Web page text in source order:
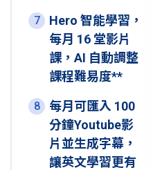
7
Hero 智能學習，
每月 16 堂影片
課，AI 自動調整
課程難易度**
8
每月可匯入 100
分鐘Youtube影
片並生成字幕，
讓英文學習更有